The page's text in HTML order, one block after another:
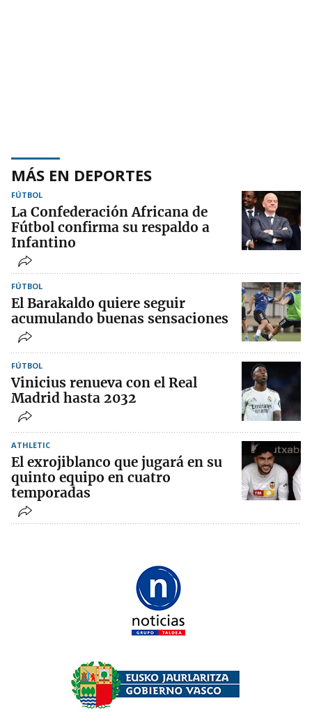
MÁS EN DEPORTES
FÚTBOL
La Confederación Africana de
Fútbol confirma su respaldo a
Infantino
FÚTBOL
El Barakaldo quiere seguir
acumulando buenas sensaciones
FÚTBOL
Vinicius renueva con el Real
Madrid hasta 2032
ATHLETIC
El exrojiblanco que jugará en su
quinto equipo en cuatro
temporadas